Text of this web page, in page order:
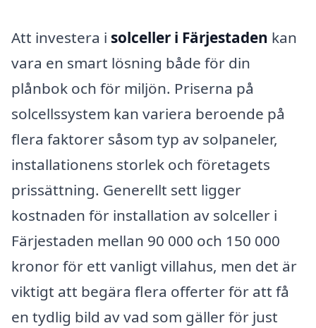
Att investera i solceller i Färjestaden kan
vara en smart lösning både för din
plånbok och för miljön. Priserna på
solcellssystem kan variera beroende på
flera faktorer såsom typ av solpaneler,
installationens storlek och företagets
prissättning. Generellt sett ligger
kostnaden för installation av solceller i
Färjestaden mellan 90 000 och 150 000
kronor för ett vanligt villahus, men det är
viktigt att begära flera offerter för att få
en tydlig bild av vad som gäller för just